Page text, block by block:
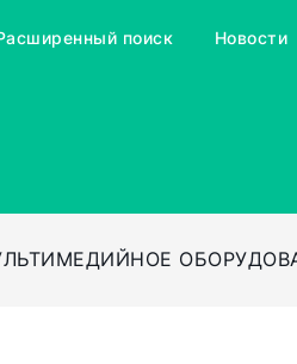
поиск Новости